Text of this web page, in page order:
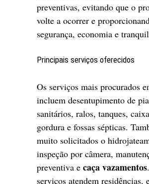
preventivas, evitando que o
volte a ocorrer e
segurança, economia e
Principais serviços oferecidos
Os serviços mais procurados
incluem desentupimento de
sanitários, ralos, tanques,
gordura e fossas sépticas.
muito solicitados o
inspeção por câmera,
preventiva e caça vazamentos
serviços atendem residências,